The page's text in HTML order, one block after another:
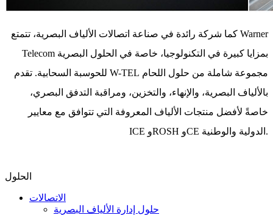
كما شركة رائدة في صناعة اتصالات الألياف البصرية، تتمتع Warner
Telecom بمزايا كبيرة في التكنولوجيا، خاصة في الحلول البصرية
للحوسبة السحابية. تقدم W-TEL مجموعة شاملة من حلول اللحام
بالألياف البصرية، والإنهاء، والتخزين، ومراقبة التدفق البصري،
خاصةً لأفضل منتجات الألياف المعروفة التي تتوافق مع معايير
ICE وROSH وCE الدولية والوطنية.
الحلول
الاتصالات
حلول إدارة الألياف البصرية